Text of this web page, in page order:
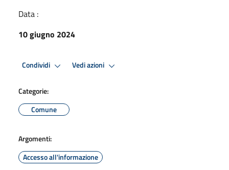
Data :
10 giugno 2024
Condividi Vedi azioni
Categorie:
Comune
Argomenti:
Accesso all'informazione